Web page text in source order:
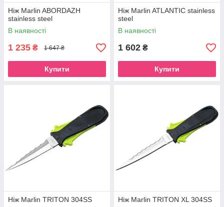
Ніж Marlin ABORDAZH
stainless steel
В наявності
1 235 ₴ 1 647 ₴
Купити
Ніж Marlin ATLANTIC stainless
steel
В наявності
1 602 ₴
Купити
Ніж Marlin TRITON 304SS
Ніж Marlin TRITON XL 304SS